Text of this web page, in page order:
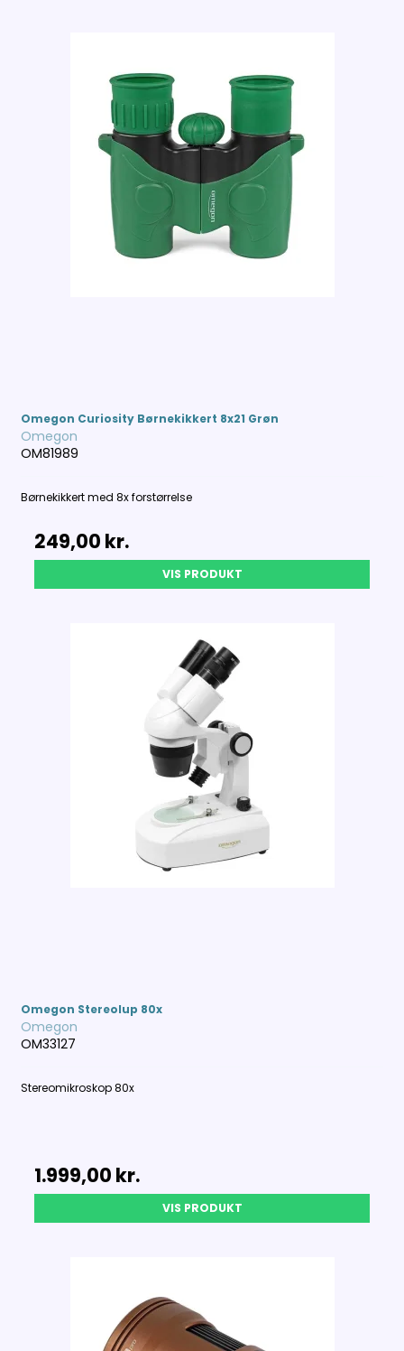
Omegon Curiosity Børnekikkert 8x21 Grøn
Omegon
OM81989
Børnekikkert med 8x forstørrelse
249,00 kr.
VIS PRODUKT
Omegon Stereolup 80x
Omegon
OM33127
Stereomikroskop 80x
1.999,00 kr.
VIS PRODUKT